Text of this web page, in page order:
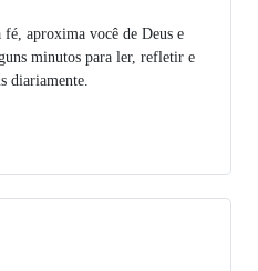
aproxima você de Deus e
minutos para ler, refletir e
diariamente.